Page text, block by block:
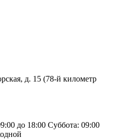
д. 15 (78-й километр
до 18:00 Суббота: 09:00